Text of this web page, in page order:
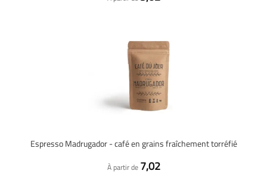
Espresso Madrugador - café en grains fraîchement torréfié
À partir de 7,02